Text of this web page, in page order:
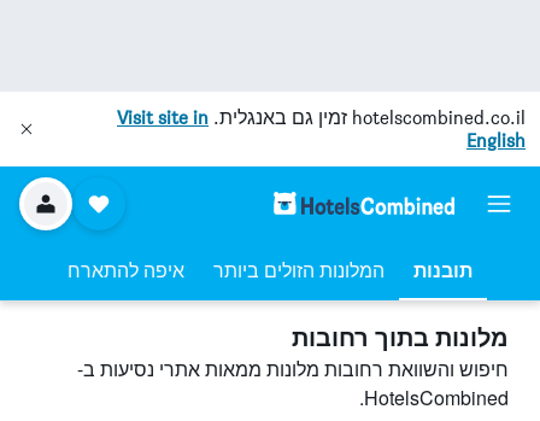
hotelscombined.co.il זמין גם באנגלית. Visit site in
English
תובנות המלונות הזולים ביותר איפה להתארח
מלונות בתוך רחובות
חיפוש והשוואת רחובות מלונות ממאות אתרי נסיעות ב-
HotelsCombined.